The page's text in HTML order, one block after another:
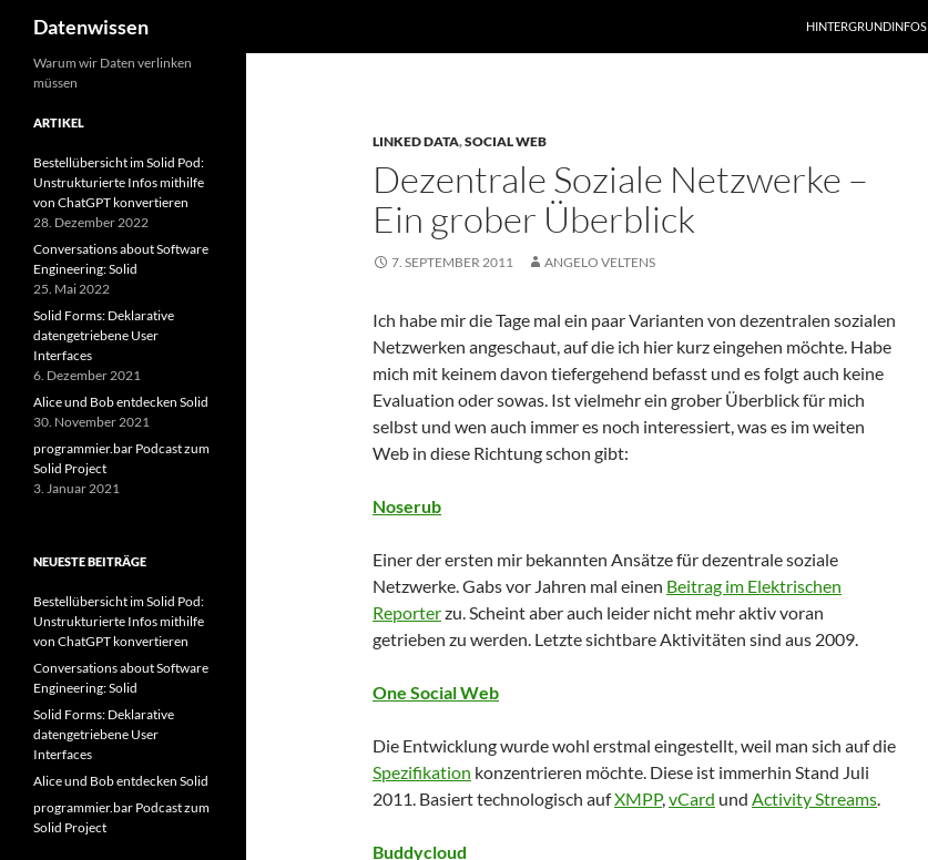
Zum
Inhalt
springen
Datenwissen HINTERGRUNDINFOS
LINKED DATA,SOCIAL WEB
Dezentrale Soziale Netzwerke –
Ein grober Überblick
7. SEPTEMBER 2011 ANGELO VELTENS
Ich habe mir die Tage mal ein paar Varianten von dezentralen sozialen
Netzwerken angeschaut, auf die ich hier kurz eingehen möchte. Habe
mich mit keinem davon tiefergehend befasst und es folgt auch keine
Evaluation oder sowas. Ist vielmehr ein grober Überblick für mich
selbst und wen auch immer es noch interessiert, was es im weiten
Web in diese Richtung schon gibt:
Noserub
Einer der ersten mir bekannten Ansätze für dezentrale soziale
Netzwerke. Gabs vor Jahren mal einen Beitrag im Elektrischen
Reporterzu. Scheint aber auch leider nicht mehr aktiv voran
getrieben zu werden. Letzte sichtbare Aktivitäten sind aus 2009.
One Social Web
Die Entwicklung wurde wohl erstmal eingestellt, weil man sich auf die
Spezifikation konzentrieren möchte. Diese ist immerhin Stand Juli
2011. Basiert technologisch aufXMPP,vCard und Activity Streams.
Buddycloud
Warum wir Daten verlinken
müssen
ARTIKEL
Bestellübersicht im Solid Pod:
Unstrukturierte Infos mithilfe
von ChatGPT konvertieren
28. Dezember 2022
Conversations about Software
Engineering: Solid
25. Mai 2022
Solid Forms: Deklarative
datengetriebene User
Interfaces
6. Dezember 2021
Alice und Bob entdecken Solid
30. November 2021
programmier.bar Podcast zum
Solid Project
3. Januar 2021
NEUESTE BEITRÄGE
Bestellübersicht im Solid Pod:
Unstrukturierte Infos mithilfe
von ChatGPT konvertieren
Conversations about Software
Engineering: Solid
Solid Forms: Deklarative
datengetriebene User
Interfaces
Alice und Bob entdecken Solid
programmier.bar Podcast zum
Solid Project